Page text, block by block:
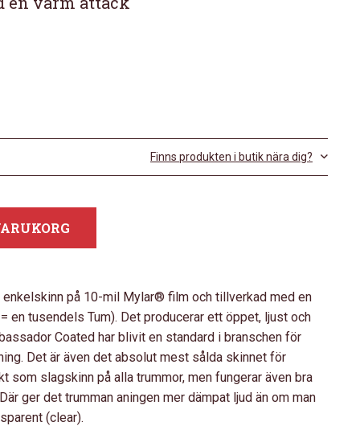
Finns produkten i butik nära dig?
på 10-mil Mylar® film och tillverkad med en
en tusendels Tum). Det producerar ett öppet, ljust och
Coated har blivit en standard i branschen för
Det är även det absolut mest sålda skinnet för
som slagskinn på alla trummor, men fungerar även bra
ger det trumman aningen mer dämpat ljud än om man
(clear).